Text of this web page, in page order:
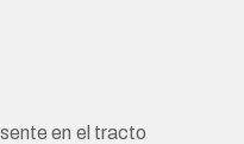
en el tracto